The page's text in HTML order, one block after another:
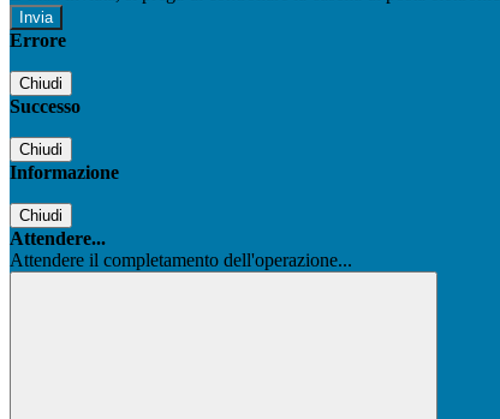
Errore
Chiudi
Successo
Chiudi
Informazione
Chiudi
Attendere...
Attendere il completamento dell'operazione...